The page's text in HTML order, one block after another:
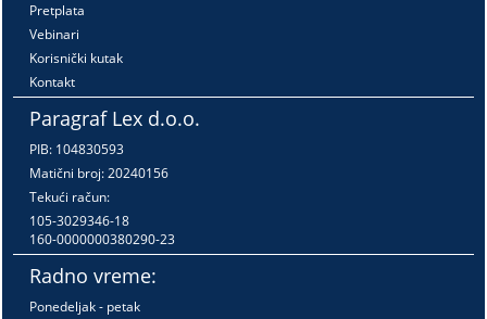
Pretplata
Vebinari
Korisnički kutak
Kontakt
Paragraf Lex d.o.o.
PIB: 104830593
Matični broj: 20240156
Tekući račun:
105-3029346-18
160-0000000380290-23
Radno vreme:
Ponedeljak - petak